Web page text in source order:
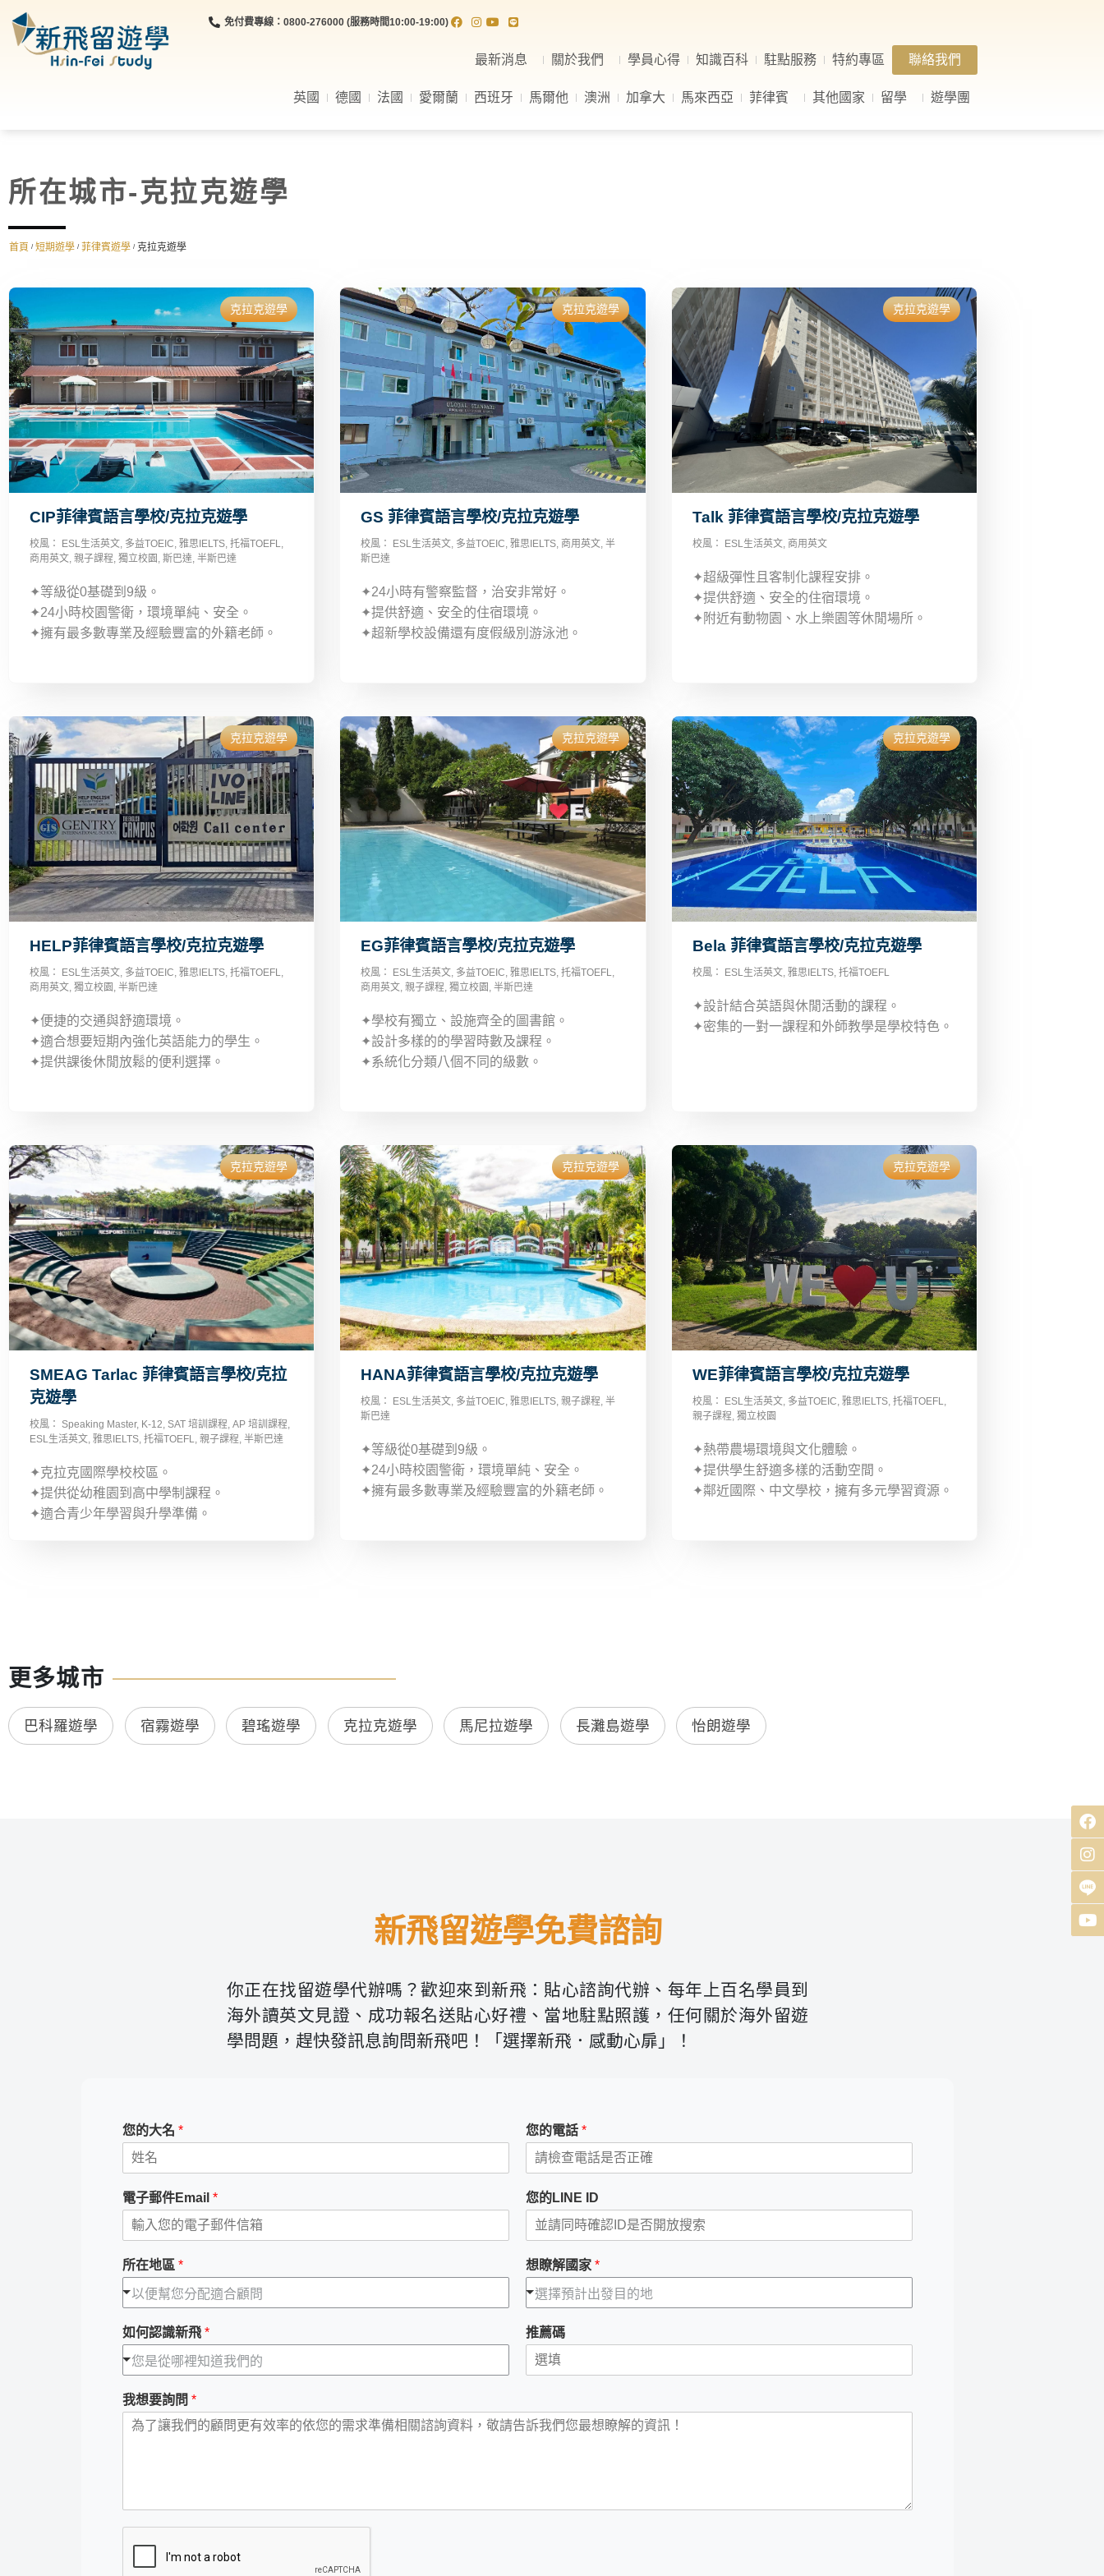
免付費專線：0800-276000 (服務時間10:00-19:00)
最新消息 關於我們 學員心得 知識百科 駐點服務 特約專區 聯絡我們
英國 德國 法國 愛爾蘭 西班牙 馬爾他 澳洲 加拿大 馬來西亞 菲律賓 其他國家 留學 遊學團
所在城市-克拉克遊學
首頁 / 短期遊學 / 菲律賓遊學 / 克拉克遊學
克拉克遊學
CIP菲律賓語言學校/克拉克遊學
校風： ESL生活英文 多益TOEIC 雅思IELTS 托福TOEFL
商用英文 親子課程 獨立校園 斯巴達 半斯巴達
✦等級從0基礎到9級。
✦24小時校園警衛，環境單純、安全。
✦擁有最多數專業及經驗豐富的外籍老師。
克拉克遊學
GS 菲律賓語言學校/克拉克遊學
校風： ESL生活英文 多益TOEIC ,雅思IELTS ,商用英文 ,半
斯巴達
✦24小時有警察監督，治安非常好。
✦提供舒適、安全的住宿環境。
✦超新學校設備還有度假級別游泳池。
克拉克遊學
Talk 菲律賓語言學校/克拉克遊學
校風： ESL生活英文, 商用英文
✦超級彈性且客制化課程安排。
✦提供舒適、安全的住宿環境。
✦附近有動物園、水上樂園等休閒場所。
克拉克遊學
HELP菲律賓語言學校/克拉克遊學
校風： ESL生活英文 多益TOEIC 雅思IELTS 托福TOEFL
商用英文 獨立校園 半斯巴達
✦便捷的交通與舒適環境。
✦適合想要短期內強化英語能力的學生。
✦提供課後休閒放鬆的便利選擇。
克拉克遊學
EG菲律賓語言學校/克拉克遊學
校風： ESL生活英文 多益TOEIC ,雅思IELTS ,托福TOEFL
商用英文 ,親子課程 ,獨立校園 ,半斯巴達
✦學校有獨立、設施齊全的圖書館。
✦設計多樣的的學習時數及課程。
✦系統化分類八個不同的級數。
克拉克遊學
Bela 菲律賓語言學校/克拉克遊學
校風： ESL生活英文, 雅思IELTS, 托福TOEFL
✦設計結合英語與休閒活動的課程。
✦密集的一對一課程和外師教學是學校特色。
克拉克遊學
SMEAG Tarlac 菲律賓語言學校/克拉
克遊學
校風： Speaking Master, K-12 SAT 培訓課程 AP 培訓課程
ESL生活英文 雅思IELTS 托福TOEFL 親子課程 半斯巴達
✦克拉克國際學校校區。
✦提供從幼稚園到高中學制課程。
✦適合青少年學習與升學準備。
克拉克遊學
HANA菲律賓語言學校/克拉克遊學
校風： ESL生活英文 多益TOEIC ,雅思IELTS ,親子課程 ,半
斯巴達
✦等級從0基礎到9級。
✦24小時校園警衛，環境單純、安全。
✦擁有最多數專業及經驗豐富的外籍老師。
克拉克遊學
WE菲律賓語言學校/克拉克遊學
校風： ESL生活英文, 多益TOEIC 雅思IELTS, 托福TOEFL
親子課程 獨立校園
✦熱帶農場環境與文化體驗。
✦提供學生舒適多樣的活動空間。
✦鄰近國際、中文學校，擁有多元學習資源。
更多城市
巴科羅遊學 宿霧遊學 碧瑤遊學 克拉克遊學 馬尼拉遊學 長灘島遊學 怡朗遊學
新飛留遊學免費諮詢
你正在找留遊學代辦嗎？歡迎來到新飛：貼心諮詢代辦、每年上百名學員到
海外讀英文見證、成功報名送貼心好禮、當地駐點照護，任何關於海外留遊
學問題，趕快發訊息詢問新飛吧！「選擇新飛．感動心扉」！
您的大名 * 您的電話 *
電子郵件Email * 您的LINE ID
所在地區 *
以便幫您分配適合顧問
想瞭解國家 *
選擇預計出發目的地
如何認識新飛 *
您是從哪裡知道我們的
推薦碼
我想要詢問 *